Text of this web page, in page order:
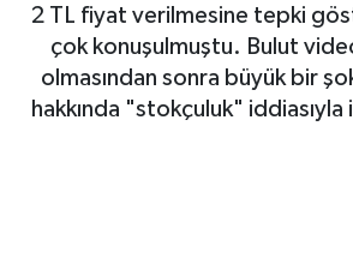
2 TL fiyat verilmesine tepki
çok konuşulmuştu. Bulut
olmasından sonra büyük bir
hakkında "stokçuluk" iddiasıyla
EKONOMİ
GÜNDEM
Tüm Manşetler
Son Dakika Haberleri